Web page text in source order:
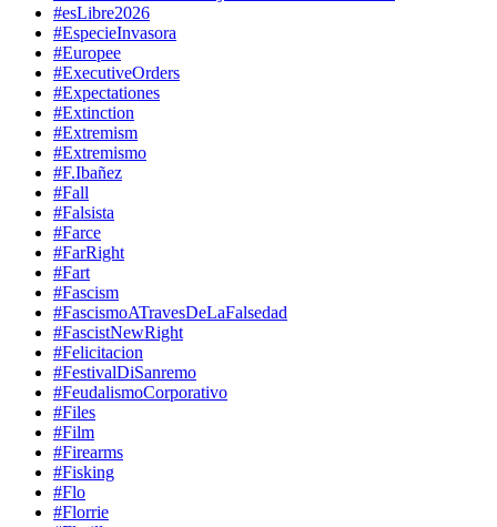
#esLibre2026
#EspecieInvasora
#Europee
#ExecutiveOrders
#Expectationes
#Extinction
#Extremism
#Extremismo
#F.Ibañez
#Fall
#Falsista
#Farce
#FarRight
#Fart
#Fascism
#FascismoATravesDeLaFalsedad
#FascistNewRight
#Felicitacion
#FestivalDiSanremo
#FeudalismoCorporativo
#Files
#Film
#Firearms
#Fisking
#Flo
#Florrie